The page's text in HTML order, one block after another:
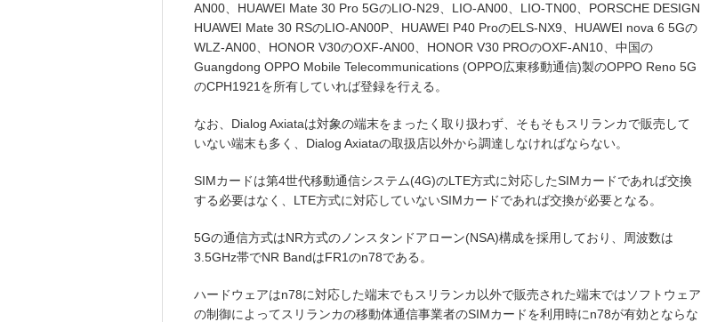
AN00、HUAWEI Mate 30 Pro 5GのLIO-N29、LIO-AN00、LIO-TN00、PORSCHE DESIGN
HUAWEI Mate 30 RSのLIO-AN00P、HUAWEI P40 ProのELS-NX9、HUAWEI nova 6 5Gの
WLZ-AN00、HONOR V30のOXF-AN00、HONOR V30 PROのOXF-AN10、中国の
Guangdong OPPO Mobile Telecommunications (OPPO広東移動通信)製のOPPO Reno 5G
のCPH1921を所有していれば登録を行える。
なお、Dialog Axiataは対象の端末をまったく取り扱わず、そもそもスリランカで販売して
いない端末も多く、Dialog Axiataの取扱店以外から調達しなければならない。
SIMカードは第4世代移動通信システム(4G)のLTE方式に対応したSIMカードであれば交換
する必要はなく、LTE方式に対応していないSIMカードであれば交換が必要となる。
5Gの通信方式はNR方式のノンスタンドアローン(NSA)構成を採用しており、周波数は
3.5GHz帯でNR BandはFR1のn78である。
ハードウェアはn78に対応した端末でもスリランカ以外で販売された端末ではソフトウェア
の制御によってスリランカの移動体通信事業者のSIMカードを利用時にn78が有効とならな